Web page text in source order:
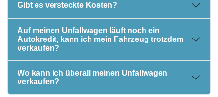
Gibt es versteckte Kosten?
Auf meinen Unfallwagen läuft noch ein
Autokredit, kann ich mein Fahrzeug trotzdem
verkaufen?
Wo kann ich überall meinen Unfallwagen
verkaufen?